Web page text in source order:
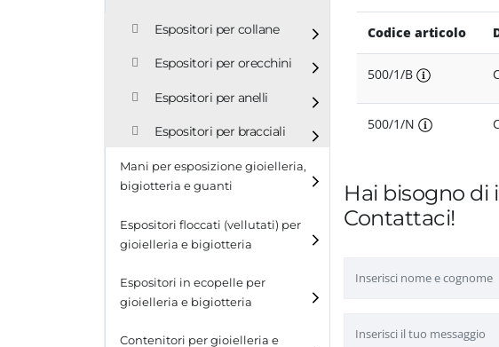
Espositori per collane
Espositori per orecchini
Espositori per anelli
Espositori per bracciali
Mani per esposizione gioielleria,
bigiotteria e guanti
Espositori floccati (vellutati) per
gioielleria e bigiotteria
Espositori in ecopelle per
gioielleria e bigiotteria
Contenitori per gioielleria e
Codice articolo
500/1/B
500/1/N
Hai bisogno di
Contattaci!